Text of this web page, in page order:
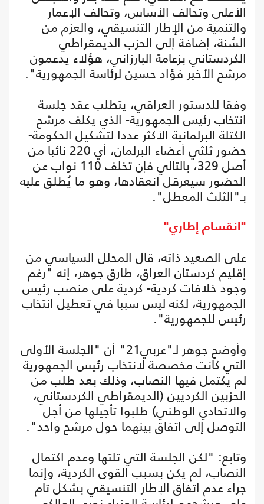
الأعلى وتحالف الأساس، وتحالف الإعمار
والتنمية من الإطار التنسيقي، والعزم من
السُنة، إضافة إلى الحزب الديمقراطي
الكردستاني بزعامة البارزاني، هؤلاء يدعمون
مرشح الأخير فؤاد حسين لرئاسة الجمهورية".
وفقا للدستور العراقي، يتطلب عقد جلسة
انتخاب رئيس الجمهورية- الذي يكلف مرشح
الكتلة البرلمانية الأكثر عددا لتشكيل الحكومة-
حضور ثلثي أعضاء البرلمان، أي 220 نائبا من
أصل 329، بالتالي فإن تخلف 110 نواب عن
الحضور سيعرقل انعقادها، وهو ما يُطلق عليه
بـ"الثلث المعطل".
"انقسام إطاري"
على الصعيد ذاته، قال المحلل السياسي من
إقليم كردستان العراق، طارق جوهر، إنه "رغم
وجود خلافات كردية- كردية على منصب رئيس
الجمهورية، لكنه ليس سببا في تعطيل انتخاب
رئيس للجمهورية".
وأوضح جوهر لـ"عربي21" أن "الجلسة الأولى
التي كانت مخصصة لانتخاب رئيس الجمهورية
لم يكتمل فيها النصاب، وذلك بعد طلب من
الحزبين الكرديين (الديمقراطي الكردستاني،
والاتحادي الوطني) طلبوا تأجيلها من أجل
التوصل إلى اتفاق بينهما حول مرشح واحد".
وتابع: "لكن الجلسة التي تلتها وعدم اكتمال
النصاب، لم يكن بسبب القوى الكردية، وإنما
جراء عدم اتفاق الإطار التنسيقي بشكل تام